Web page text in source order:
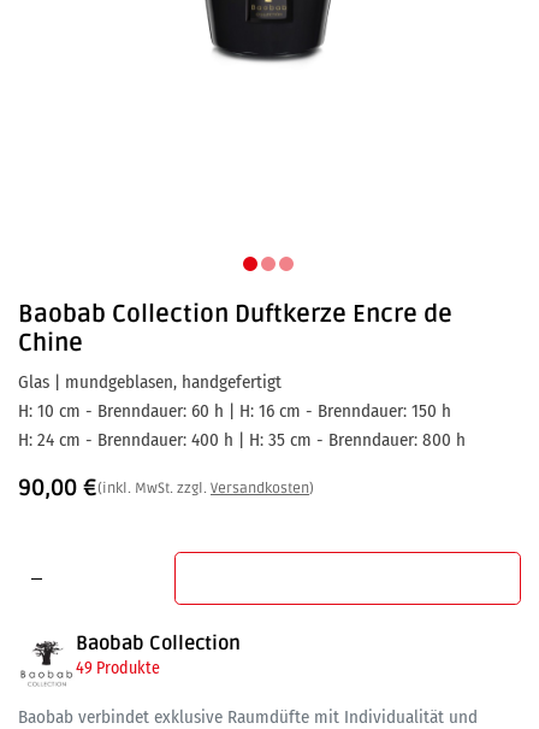
Baobab Collection Duftkerze Encre de
Chine
Glas | mundgeblasen, handgefertigt
H: 10 cm - Brenndauer: 60 h | H: 16 cm - Brenndauer: 150 h
H: 24 cm - Brenndauer: 400 h | H: 35 cm - Brenndauer: 800 h
90,00 €(inkl. MwSt. zzgl. Versandkosten)
Baobab Collection
49 Produkte
Baobab verbindet exklusive Raumdüfte mit Individualität und